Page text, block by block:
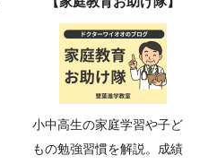
小中高生の家庭学習や子ど
もの勉強習慣を解説。成績